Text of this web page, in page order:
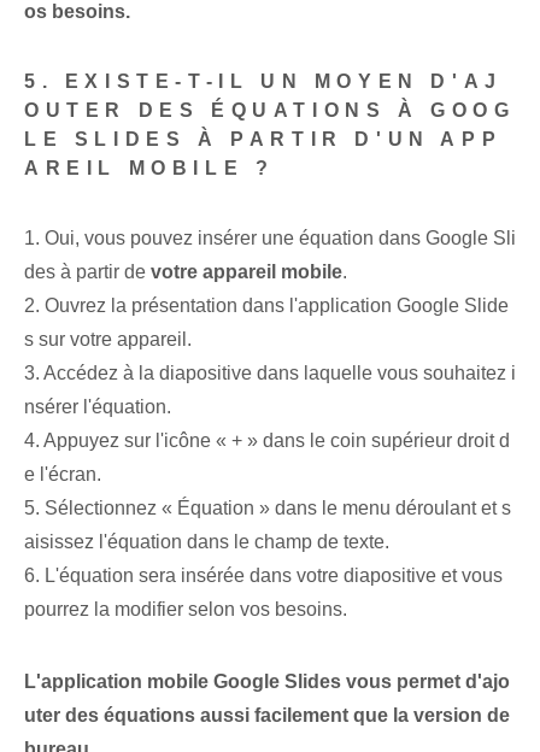
os besoins.
5. EXISTE-T-IL UN MOYEN D'AJ
OUTER DES ÉQUATIONS À GOOG
LE SLIDES À PARTIR D'UN APP
AREIL MOBILE ?
1. Oui, vous pouvez insérer une équation dans Google Sli
des à partir de votre appareil mobile.
2. Ouvrez la présentation dans l'application Google Slide
s sur votre appareil.
3. Accédez à la diapositive dans laquelle vous souhaitez i
nsérer l'équation.
4. Appuyez sur l'icône « + » dans le coin supérieur droit d
e l'écran.
5. Sélectionnez « Équation » dans le menu déroulant et s
aisissez l'équation dans le champ de texte.
6. L'équation sera insérée dans votre diapositive et vous
pourrez la modifier selon vos besoins.
L'application mobile Google Slides vous permet d'ajo
uter des équations aussi facilement que la version de